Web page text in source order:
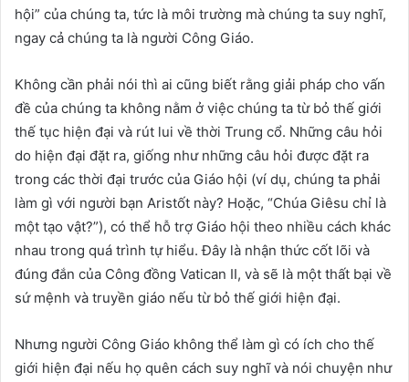
hội” của chúng ta, tức là môi trường mà chúng ta suy nghĩ,
ngay cả chúng ta là người Công Giáo.
Không cần phải nói thì ai cũng biết rằng giải pháp cho vấn
đề của chúng ta không nằm ở việc chúng ta từ bỏ thế giới
thế tục hiện đại và rút lui về thời Trung cổ. Những câu hỏi
do hiện đại đặt ra, giống như những câu hỏi được đặt ra
trong các thời đại trước của Giáo hội (ví dụ, chúng ta phải
làm gì với người bạn Aristốt này? Hoặc, “Chúa Giêsu chỉ là
một tạo vật?”), có thể hỗ trợ Giáo hội theo nhiều cách khác
nhau trong quá trình tự hiểu. Đây là nhận thức cốt lõi và
đúng đắn của Công đồng Vatican II, và sẽ là một thất bại về
sứ mệnh và truyền giáo nếu từ bỏ thế giới hiện đại.
Nhưng người Công Giáo không thể làm gì có ích cho thế
giới hiện đại nếu họ quên cách suy nghĩ và nói chuyện như